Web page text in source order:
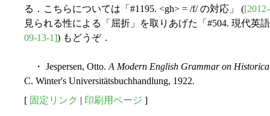
る．こちらについては「#1195. <gh> = /f/ の対応」 (
見られる性による「屈折」を取りあげた「#504. 現代英
09-13-1]) もどうぞ．
・ Jespersen, Otto. A Modern English Grammar on
C. Winter's Universitätsbuchhandlung, 1922.
[ 固定リンク | 印刷用ページ ]